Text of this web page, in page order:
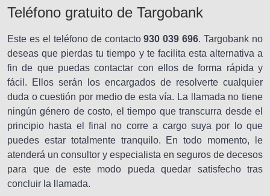
Teléfono gratuito de Targobank
Este es el teléfono de contacto930 039 696. Targobank no
deseas que pierdas tu tiempo y te facilita esta alternativa a
fin de que puedas contactar con ellos de forma rápida y
fácil. Ellos serán los encargados de resolverte cualquier
duda o cuestión por medio de esta vía. La llamada no tiene
ningún género de costo, el tiempo que transcurra desde el
principio hasta el final no corre a cargo suya por lo que
puedes estar totalmente tranquilo. En todo momento, le
atenderá un consultor y especialista en seguros de decesos
para que de este modo pueda quedar satisfecho tras
concluir la llamada.